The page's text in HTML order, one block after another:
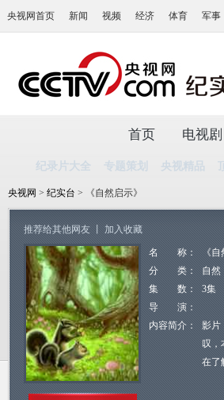
央视网首页 新闻 视频 经济 体育 军事
首页 电视剧
纪录片大全 专题策划 央视精品
央视网 > 纪实台 > 《自然启示》
推荐给其他网友 加入收藏
名 称：
《自
分 类：
自然
集 数：
3集
导 演：
内容简介：
影片
叹，
在了